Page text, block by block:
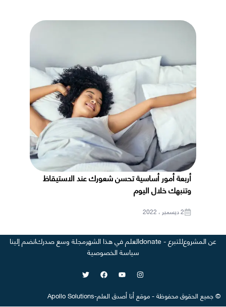
أربعة أمور أساسية تحسن شعورك عند الاستيقاظ
وتنبهك خلال اليوم
2 ديسمبر ، 2022
عن المشروعللتبرع - donate العلم في هذا الشهرمجلة وسع صدركانضم إلينا
سياسة الخصوصية
©جميع الحقوق محفوظة-موقعأنا أصدق العلم-
Apollo Solutions